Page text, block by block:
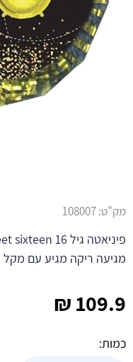
109.9
₪
כמות:
מק"ט:108007
מגיעה ריקה מגיע עם מקל